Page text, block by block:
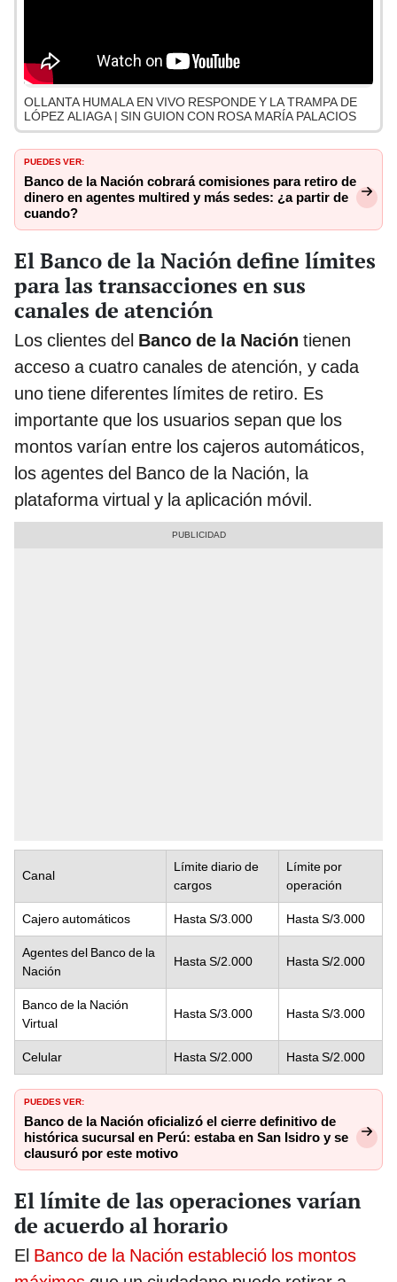
OLLANTA HUMALA EN VIVO RESPONDE Y LA TRAMPA DE
LÓPEZ ALIAGA | SIN GUION CON ROSA MARÍA PALACIOS
PUEDES VER:
Banco de la Nación cobrará comisiones para retiro de
dinero en agentes multired y más sedes: ¿a partir de
cuando?
El Banco de la Nación define límites
para las transacciones en sus
canales de atención
Los clientes del Banco de la Nación tienen
acceso a cuatro canales de atención, y cada
uno tiene diferentes límites de retiro. Es
importante que los usuarios sepan que los
montos varían entre los cajeros automáticos,
los agentes del Banco de la Nación, la
plataforma virtual y la aplicación móvil.
Canal
Límite diario de
cargos
Límite por
operación
Cajero automáticos Hasta S/3.000 Hasta S/3.000
Agentes del Banco de la
Nación
Hasta S/2.000 Hasta S/2.000
Banco de la Nación
Virtual
Hasta S/3.000 Hasta S/3.000
Celular Hasta S/2.000 Hasta S/2.000
PUEDES VER:
Banco de la Nación oficializó el cierre definitivo de
histórica sucursal en Perú: estaba en San Isidro y se
clausuró por este motivo
El límite de las operaciones varían
de acuerdo al horario
El Banco de la Nación estableció los montos